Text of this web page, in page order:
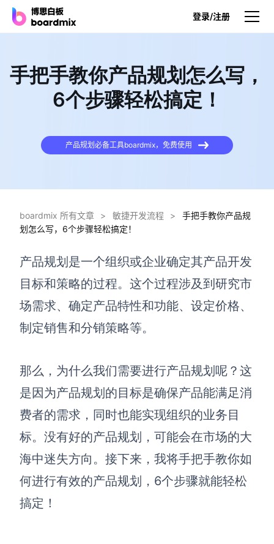
登录/注册
产品
博思白板
博思白板SDK
博思白板离线版
博思设计
一体化产品设计工具
博思AIPPT
AI生成PPT，支持在线编辑
资源与下载
向团队介绍
博思白板boardmix
下载
手把手教你产品规划怎么写，
6个步骤轻松搞定！
产品规划必备工具boardmix，免费使用
boardmix 所有文章 > 敏捷开发流程 >
手把手教你产品规
划怎么写，6个步骤轻松搞定！
产品规划是一个组织或企业确定其产品开发
目标和策略的过程。这个过程涉及到研究市
场需求、确定产品特性和功能、设定价格、
制定销售和分销策略等。
那么，为什么我们需要进行产品规划呢？这
是因为产品规划的目标是确保产品能满足消
费者的需求，同时也能实现组织的业务目
标。没有好的产品规划，可能会在市场的大
海中迷失方向。接下来，我将手把手教你如
何进行有效的产品规划， 6个步骤就能轻松
搞定！